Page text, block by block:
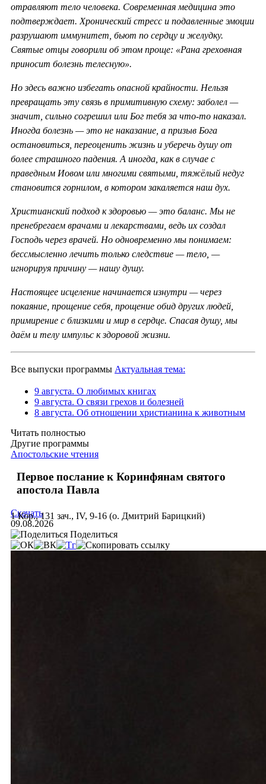
отравляют тело человека. Современная медицина это
подтверждает. Хронический стресс и подавленные эмоции
разрушают иммунитет, бьют по сердцу и желудку.
Святые отцы говорили об этом проще: «Рана греховная
приносит болезнь телесную».
Но здесь важно избегать опасной крайности. Нельзя
превращать эту связь в примитивную схему: заболел —
значит, сильно согрешил или Бог тебя за что-то наказал.
Иногда болезнь — это не наказание, а призыв Бога
остановиться, переоценить жизнь и уберечь душу от
более страшного падения. А иногда, как в случае с
праведным Иовом или многими святыми, тяжёлый недуг
становится горнилом, в котором закаляется наш дух.
Христианский подход к здоровью — это баланс. Мы не
пренебрегаем врачами и лекарствами, ведь их создал
Господь через врачей. Но одновременно мы понимаем:
бессмысленно лечить только следствие — тело, —
игнорируя причину — нашу душу.
Настоящее исцеление начинается изнутри — через
покаяние, прощение себя, прощение обид других людей,
примирение с близкими и мир в сердце. Спасая душу, мы
даём и телу импульс к здоровой жизни.
Все выпуски программы Актуальная тема:
9 августа. О любимых книгах
9 августа. О связи грехов и болезней
8 августа. Об отношении христианина к животным
Читать полностью
Другие программы
Апостольские чтения
Первое послание к Коринфянам святого
апостола Павла
1 Кор., 131 зач., IV, 9-16 (о. Дмитрий Барицкий)
Скачать
09.08.2026
Поделиться